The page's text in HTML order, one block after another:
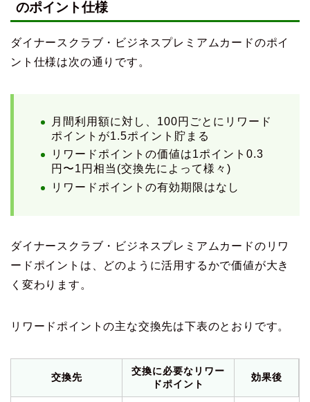
のポイント仕様
ダイナースクラブ・ビジネスプレミアムカードのポイ
ント仕様は次の通りです。
月間利用額に対し、100円ごとにリワード
ポイントが1.5ポイント貯まる
リワードポイントの価値は1ポイント0.3
円〜1円相当(交換先によって様々)
リワードポイントの有効期限はなし
ダイナースクラブ・ビジネスプレミアムカードのリワ
ードポイントは、どのように活用するかで価値が大き
く変わります。
リワードポイントの主な交換先は下表のとおりです。
交換先
交換に必要なリワー
ドポイント
効果後